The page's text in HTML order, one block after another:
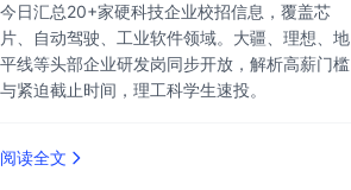
今日汇总20+家硬科技企业校招信息，覆盖芯
片、自动驾驶、工业软件领域。大疆、理想、地
平线等头部企业研发岗同步开放，解析高薪门槛
与紧迫截止时间，理工科学生速投。
阅读全文